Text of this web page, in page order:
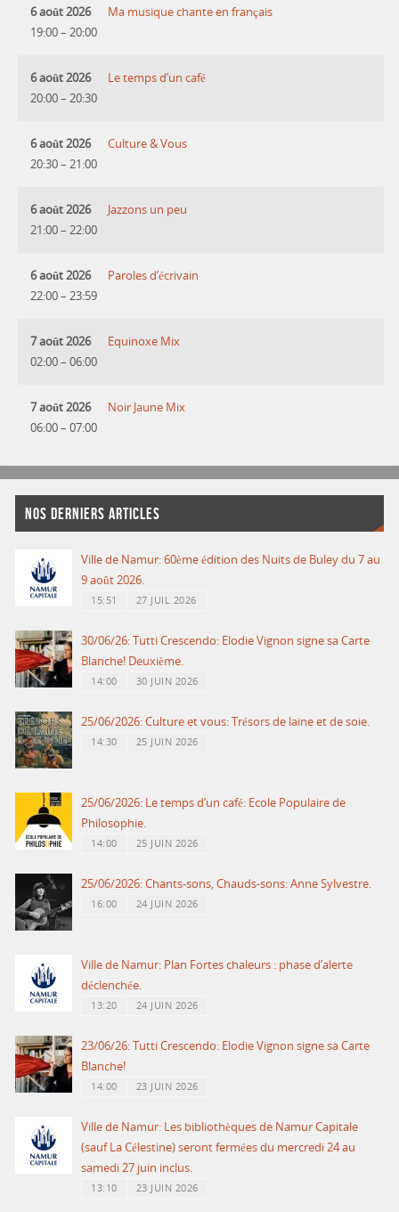
6 août 2026
19:00– 20:00
Ma musique chante en français
6 août 2026
20:00– 20:30
Le temps d’un café
6 août 2026
20:30– 21:00
Culture & Vous
6 août 2026
21:00– 22:00
Jazzons un peu
6 août 2026
22:00– 23:59
Paroles d’écrivain
7 août 2026
02:00– 06:00
Equinoxe Mix
7 août 2026
06:00– 07:00
Noir Jaune Mix
NOS DERNIERS ARTICLES
Ville de Namur: 60ème édition des Nuits de Buley du 7 au
9 août 2026.
15:51 27 JUIL 2026
30/06/26: Tutti Crescendo: Elodie Vignon signe sa Carte
Blanche! Deuxième.
14:00 30 JUIN 2026
25/06/2026: Culture et vous: Trésors de laine et de soie.
14:30 25 JUIN 2026
25/06/2026: Le temps d’un café: Ecole Populaire de
Philosophie.
14:00 25 JUIN 2026
25/06/2026: Chants-sons, Chauds-sons: Anne Sylvestre.
16:00 24 JUIN 2026
Ville de Namur: Plan Fortes chaleurs : phase d’alerte
déclenchée.
13:20 24 JUIN 2026
23/06/26: Tutti Crescendo: Elodie Vignon signe sa Carte
Blanche!
14:00 23 JUIN 2026
Ville de Namur: Les bibliothèques de Namur Capitale
(sauf La Célestine) seront fermées du mercredi 24 au
samedi 27 juin inclus.
13:10 23 JUIN 2026